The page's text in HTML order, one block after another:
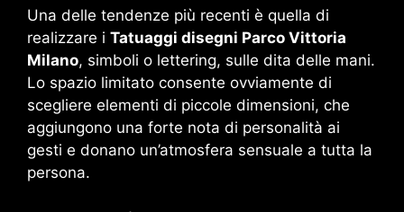
Una delle tendenze più recenti è quella di
realizzare i Tatuaggi disegni Parco Vittoria
Milano, simboli o lettering, sulle dita delle mani.
Lo spazio limitato consente ovviamente di
scegliere elementi di piccole dimensioni, che
aggiungono una forte nota di personalità ai
gesti e donano un’atmosfera sensuale a tutta la
persona.